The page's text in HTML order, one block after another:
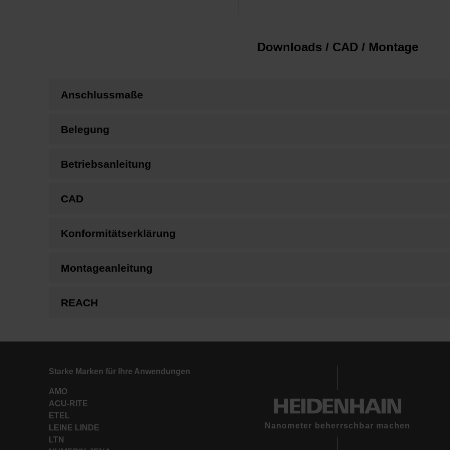
Downloads / CAD / Montage
Anschlussmaße
Belegung
Betriebsanleitung
CAD
Konformitätserklärung
Montageanleitung
REACH
Starke Marken für Ihre Anwendungen
AMO
ACU-RITE
ETEL
LEINE LINDE
LTN
Nanometer beherrschbar machen